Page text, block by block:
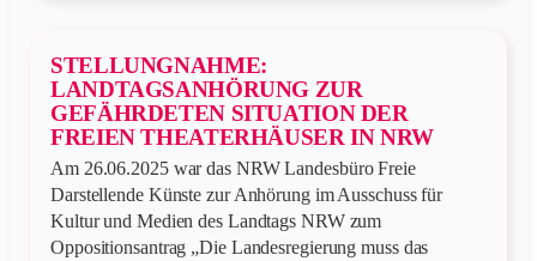
STELLUNGNAHME:
LANDTAGSANHÖRUNG ZUR
GEFÄHRDETEN SITUATION DER
FREIEN THEATERHÄUSER IN NRW
Am 26.06.2025 war das NRW Landesbüro Freie
Darstellende Künste zur Anhörung im Ausschuss für
Kultur und Medien des Landtags NRW zum
Oppositionsantrag „Die Landesregierung muss das